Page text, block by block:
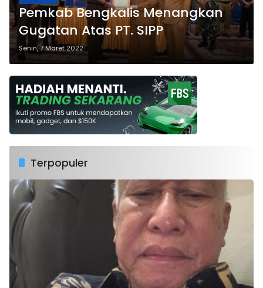
Pemkab Bengkalis Menangkan
Gugatan Atas PT. SIPP
Senin, 7 Maret 2022
Terpopuler